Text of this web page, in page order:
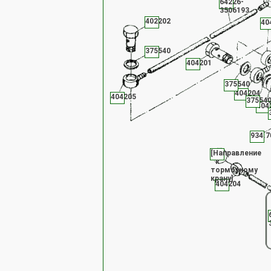
404204
404204
375540
375540
375540
402202
[Направление
к
тормозному
крану]
404201
404205
64226-
3506193